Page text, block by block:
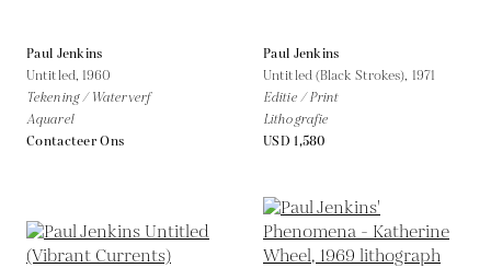
Paul Jenkins
Untitled, 1960
Tekening / Waterverf
Aquarel
Contacteer Ons
Paul Jenkins
Untitled (Black Strokes), 1971
Editie / Print
Lithografie
USD 1,580